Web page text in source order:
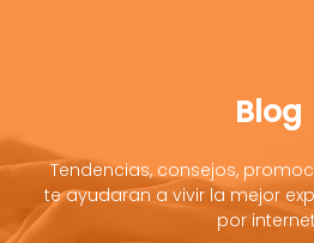
Blog
Tendencias, consejos,
te ayudaran a vivir la mejor
por